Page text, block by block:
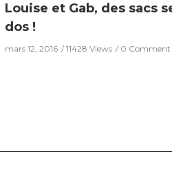
Louise et Gab, des sacs
dos !
mars 12, 2016 11428 Views 0 Comment